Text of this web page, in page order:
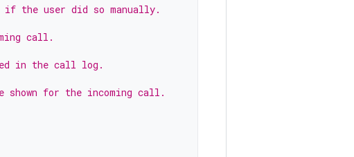
if the user did so manually.
call.
in the call log.
for the incoming call.